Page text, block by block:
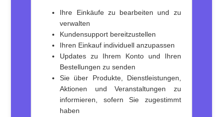
Ihre Einkäufe zu bearbeiten und zu
verwalten
Kundensupport bereitzustellen
Ihren Einkauf individuell anzupassen
Updates zu Ihrem Konto und Ihren
Bestellungen zu senden
Sie über Produkte, Dienstleistungen,
Aktionen und Veranstaltungen zu
informieren, sofern Sie zugestimmt
haben